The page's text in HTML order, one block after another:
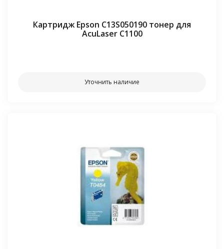
Картридж Epson C13S050190 тонер для
AcuLaser C1100
Уточнить наличие